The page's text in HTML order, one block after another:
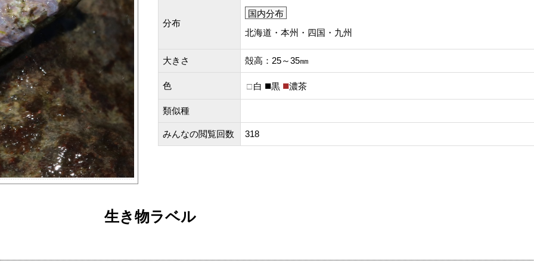
分布
国内分布
北海道・本州・四国・九州
大きさ 殻高：25～35㎜
色 白 黒 濃茶
類似種
みんなの閲覧回数 318
生き物ラベル